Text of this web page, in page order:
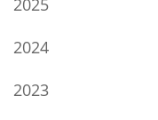
2024
2023